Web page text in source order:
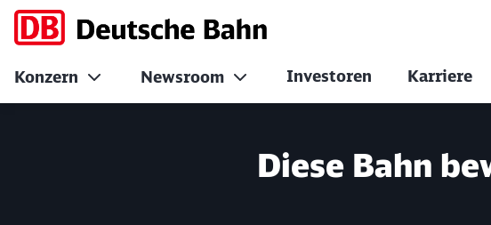
Konzern Newsroom Investoren Karriere
Diese Bahn